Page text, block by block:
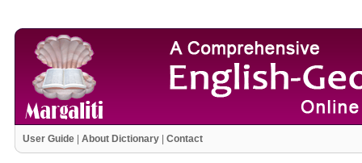
User Guide| About Dictionary| Contact